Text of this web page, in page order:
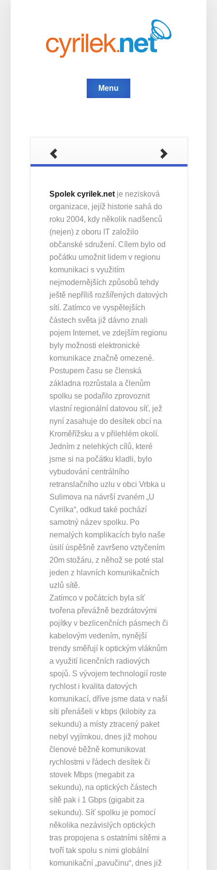
Menu
Spolek cyrilek.net je nezisková
organizace, jejíž historie sahá do
roku 2004, kdy několik nadšenců
(nejen) z oboru IT založilo
občanské sdružení. Cílem bylo od
počátku umožnit lidem v regionu
komunikaci s využitím
nejmodernějších způsobů tehdy
ještě nepříliš rozšířených datových
sítí. Zatímco ve vyspělejších
částech světa již dávno znali
pojem Internet, ve zdejším regionu
byly možnosti elektronické
komunikace značně omezené.
Postupem času se členská
základna rozrůstala a členům
spolku se podařilo zprovoznit
vlastní regionální datovou síť, jež
nyní zasahuje do desítek obcí na
Kroměřížsku a v přilehlém okolí.
Jedním z nelehkých cílů, které
jsme si na počátku kladli, bylo
vybudování centrálního
retranslačního uzlu v obci Vrbka u
Sulimova na návrší zvaném „U
Cyrilka“, odkud také pochází
samotný název spolku. Po
nemalých komplikacích bylo naše
úsilí úspěšně završeno vztyčením
20m stožáru, z něhož se poté stal
jeden z hlavních komunikačních
uzlů sítě.
Zatímco v počátcích byla síť
tvořena převážně bezdrátovými
pojítky v bezlicenčních pásmech či
kabelovým vedením, nynější
trendy směřují k optickým vláknům
a využití licenčních radiových
spojů. S vývojem technologií roste
rychlost i kvalita datových
komunikací, dříve jsme data v naší
síti přenášeli v kbps (kilobity za
sekundu) a místy ztracený paket
nebyl vyjímkou, dnes již mohou
členové běžně komunikovat
rychlostmi v řádech desítek či
stovek Mbps (megabit za
sekundu), na optických částech
sítě pak i 1 Gbps (gigabit za
sekundu). Síť spolku je pomocí
několika nezávislých optických
tras propojena s ostatními sítěmi a
tvoří tak spolu s nimi globální
komunikační „pavučinu“, dnes již